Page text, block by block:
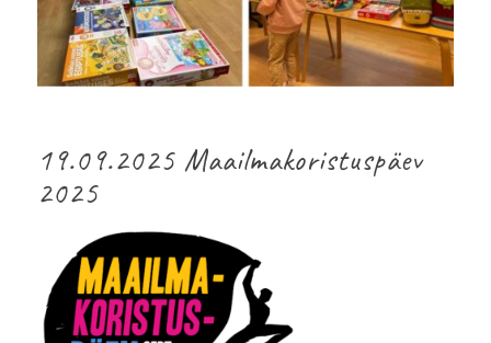
19.09.2025 Maailmakoristuspäev
2025